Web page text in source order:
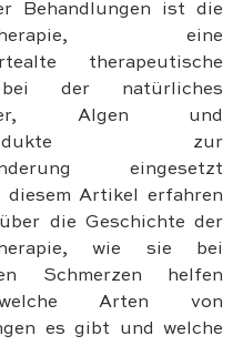
Behandlungen ist die
eine
therapeutische
der natürliches
Algen und
zur
eingesetzt
diesem Artikel erfahren
die Geschichte der
wie sie bei
Schmerzen helfen
Arten von
es gibt und welche